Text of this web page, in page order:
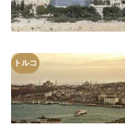
トルコ